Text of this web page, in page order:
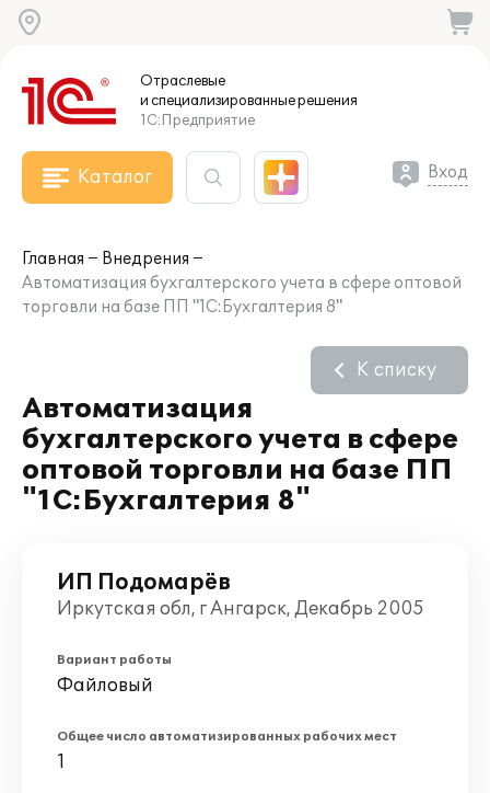
Отраслевые
и специализированныерешения
1С:Предприятие
Каталог Вход
Главная
Внедрения
Автоматизация бухгалтерского учета в сфере оптовой
торговли на базе ПП "1С:Бухгалтерия 8"
Автоматизация
бухгалтерского учета в сфере
оптовой торговли на базе ПП
"1С:Бухгалтерия 8"
К списку
ИП Подомарёв
Иркутская обл, г Ангарск, Декабрь 2005
Вариант работы
Файловый
Общее число автоматизированных рабочих мест
1